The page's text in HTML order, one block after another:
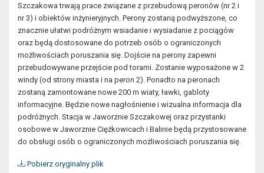
Szczakowa trwają prace związane z przebudową peronów (nr 2 i
nr 3) i obiektów inżynieryjnych. Perony zostaną podwyższone, co
znacznie ułatwi podróżnym wsiadanie i wysiadanie z pociągów
oraz będą dostosowane do potrzeb osób o ograniczonych
możliwościach poruszania się. Dojście na perony zapewni
przebudowywane przejście pod torami. Zostanie wyposażone w 2
windy (od strony miasta i na peron 2). Ponadto na peronach
zostaną zamontowane nowe 200 m wiaty, ławki, gabloty
informacyjne. Będzie nowe nagłośnienie i wizualna informacja dla
podróżnych. Stacja w Jaworznie Szczakowej oraz przystanki
osobowe w Jaworznie Ciężkowicach i Balinie będą przystosowane
do obsługi osób o ograniczonych możliwościach poruszania się.
Pobierz oryginalny plik